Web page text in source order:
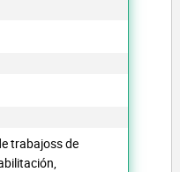
trabajoss de